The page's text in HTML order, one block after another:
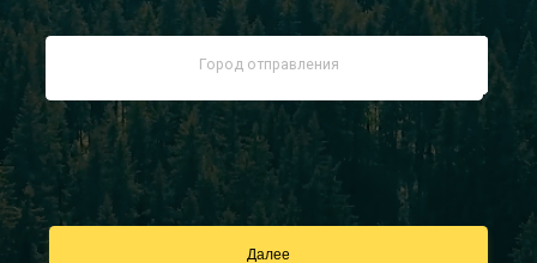
Заказать звонок
Контакты